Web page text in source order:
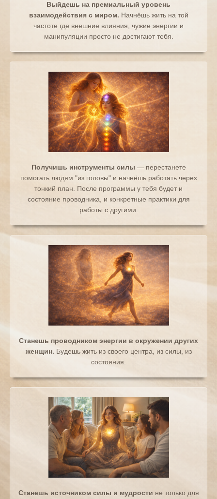
Выйдешь на премиальный уровень
взаимодействия с миром. Начнёшь жить на той
частоте где внешние влияния, чужие энергии и
манипуляции просто не достигают тебя.
Получишь инструменты силы — перестанете
помогать людям "из головы" и начнёшь работать через
тонкий план. После программы у тебя будет и
состояние проводника, и конкретные практики для
работы с другими.
Станешь проводником энергии в окружении других
женщин. Будешь жить из своего центра, из силы, из
состояния.
Станешь источником силы и мудрости не только для